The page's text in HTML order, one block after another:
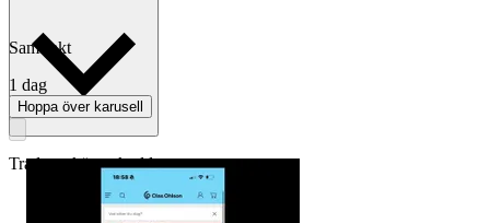
Traderas köparskydd
Samfrakt
1 dag
Hoppa över karusell